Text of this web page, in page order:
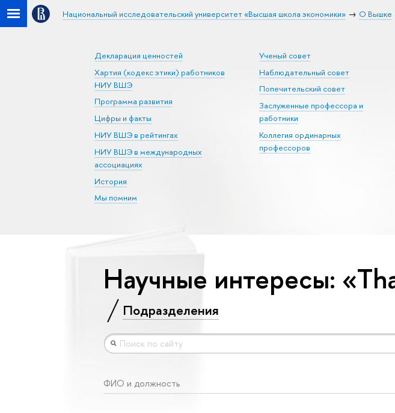
Национальный исследовательский университет «Высшая школа экономики» О Вышке
Декларация ценностей
Хартия (кодекс этики) работников
НИУ ВШЭ
Программа развития
Цифры и факты
НИУ ВШЭ в рейтингах
НИУ ВШЭ в международных
ассоциациях
История
Мы помним
Ученый совет
Наблюдательный совет
Попечительский совет
Заслуженные профессора и
работники
Коллегия ординарных
профессоров
Научные интересы:
Подразделения
ФИО и должность